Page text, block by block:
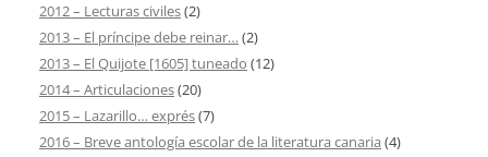
2012 – Lecturas civiles(2)
2013 – El príncipe debe reinar… (2)
2013 – El Quijote [1605] tuneado (12)
2014 – Articulaciones(20)
2015 – Lazarillo… exprés(7)
2016 – Breve antología escolar de la literatura canaria (4)